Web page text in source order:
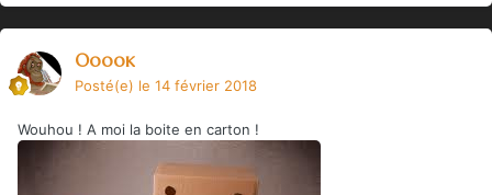
Ooook
Posté(e) le 14 février 2018
Wouhou ! A moi la boite en carton !